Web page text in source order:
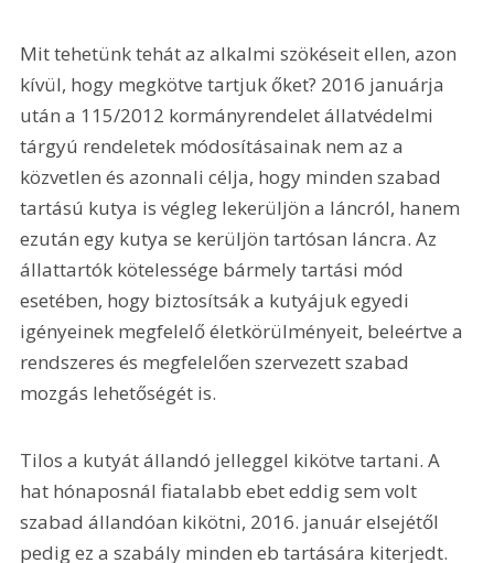
Mit tehetünk tehát az alkalmi szökéseit ellen, azon
kívül, hogy megkötve tartjuk őket? 2016 januárja
után a 115/2012 kormányrendelet állatvédelmi
tárgyú rendeletek módosításainak nem az a
közvetlen és azonnali célja, hogy minden szabad
tartású kutya is végleg lekerüljön a láncról, hanem
ezután egy kutya se kerüljön tartósan láncra. Az
állattartók kötelessége bármely tartási mód
esetében, hogy biztosítsák a kutyájuk egyedi
igényeinek megfelelő életkörülményeit, beleértve a
rendszeres és megfelelően szervezett szabad
mozgás lehetőségét is.
Tilos a kutyát állandó jelleggel kikötve tartani. A
hat hónaposnál fiatalabb ebet eddig sem volt
szabad állandóan kikötni, 2016. január elsejétől
pedig ez a szabály minden eb tartására kiterjedt.